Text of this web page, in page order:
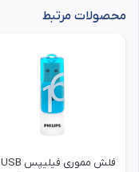
محصولات مرتبط
فلش مموری فیلیپس USB